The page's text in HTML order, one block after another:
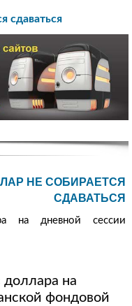
сдаваться
НЕ СОБИРАЕТСЯ
СДАВАТЬСЯ
на дневной сессии
на
фондовой